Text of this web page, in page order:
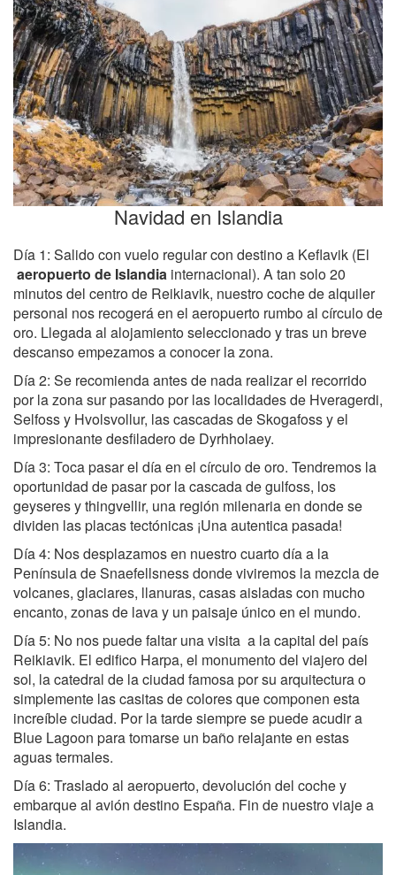
Navidad en Islandia
Día 1: Salido con vuelo regular con destino a Keflavik (El
aeropuerto de Islandia internacional). A tan solo 20
minutos del centro de Reikiavik, nuestro coche de alquiler
personal nos recogerá en el aeropuerto rumbo al círculo de
oro. Llegada al alojamiento seleccionado y tras un breve
descanso empezamos a conocer la zona.
Día 2: Se recomienda antes de nada realizar el recorrido
por la zona sur pasando por las localidades de Hveragerdi,
Selfoss y Hvolsvollur, las cascadas de Skogafoss y el
impresionante desfiladero de Dyrhholaey.
Día 3: Toca pasar el día en el círculo de oro. Tendremos la
oportunidad de pasar por la cascada de gulfoss, los
geyseres y thingvellir, una región milenaria en donde se
dividen las placas tectónicas ¡Una autentica pasada!
Día 4: Nos desplazamos en nuestro cuarto día a la
Península de Snaefellsness donde viviremos la mezcla de
volcanes, glaciares, llanuras, casas aisladas con mucho
encanto, zonas de lava y un paisaje único en el mundo.
Día 5: No nos puede faltar una visita a la capital del país
Reikiavik. El edifico Harpa, el monumento del viajero del
sol, la catedral de la ciudad famosa por su arquitectura o
simplemente las casitas de colores que componen esta
increíble ciudad. Por la tarde siempre se puede acudir a
Blue Lagoon para tomarse un baño relajante en estas
aguas termales.
Día 6: Traslado al aeropuerto, devolución del coche y
embarque al avión destino España. Fin de nuestro viaje a
Islandia.